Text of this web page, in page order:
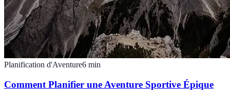
Planification d'Aventure6 min
Comment Planifier une Aventure Sportive Épique